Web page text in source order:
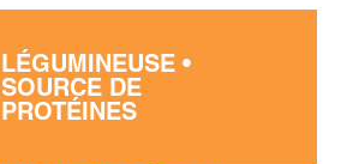
LÉGUMINEUSE •
SOURCE DE
PROTÉINES